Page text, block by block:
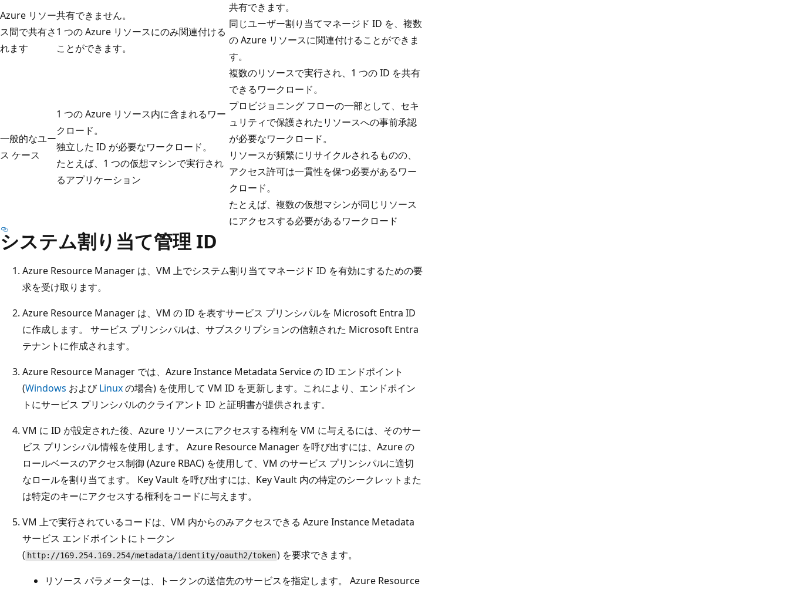
Azure リソー
ス間で共有さ
れます
共有できません。
1 つの Azure リソースにのみ関連付ける
ことができます。
共有できます。
同じユーザー割り当てマネージド ID を、複数
の Azure リソースに関連付けることができま
す。
一般的なユー
ス ケース
1 つの Azure リソース内に含まれるワー
クロード。
独立した ID が必要なワークロード。
たとえば、1 つの仮想マシンで実行され
るアプリケーション
複数のリソースで実行され、1 つの ID を共有
できるワークロード。
プロビジョニング フローの一部として、セキ
ュリティで保護されたリソースへの事前承認
が必要なワークロード。
リソースが頻繁にリサイクルされるものの、
アクセス許可は一貫性を保つ必要があるワー
クロード。
たとえば、複数の仮想マシンが同じリソース
にアクセスする必要があるワークロード
システム割り当て管理 ID
Azure Resource Manager は、VM 上でシステム割り当てマネージド ID を有効にするための要
求を受け取ります。
Azure Resource Manager は、VM の ID を表すサービス プリンシパルを Microsoft Entra ID
に作成します。 サービス プリンシパルは、サブスクリプションの信頼された Microsoft Entra
テナントに作成されます。
Azure Resource Manager では、Azure Instance Metadata Service の ID エンドポイント
(Windows およびLinuxの場合) を使用して VM ID を更新します。これにより、エンドポイン
トにサービス プリンシパルのクライアント ID と証明書が提供されます。
VM に ID が設定された後、Azure リソースにアクセスする権利を VM に与えるには、そのサー
ビス プリンシパル情報を使用します。 Azure Resource Manager を呼び出すには、Azure の
ロールベースのアクセス制御 (Azure RBAC) を使用して、VM のサービス プリンシパルに適切
なロールを割り当てます。 Key Vault を呼び出すには、Key Vault 内の特定のシークレットまた
は特定のキーにアクセスする権利をコードに与えます。
VM 上で実行されているコードは、VM 内からのみアクセスできる Azure Instance Metadata
サービス エンドポイントにトークン
( http://169.254.169.254/metadata/identity/oauth2/token) を要求できます。
リソース パラメーターは、トークンの送信先のサービスを指定します。 Azure Resource